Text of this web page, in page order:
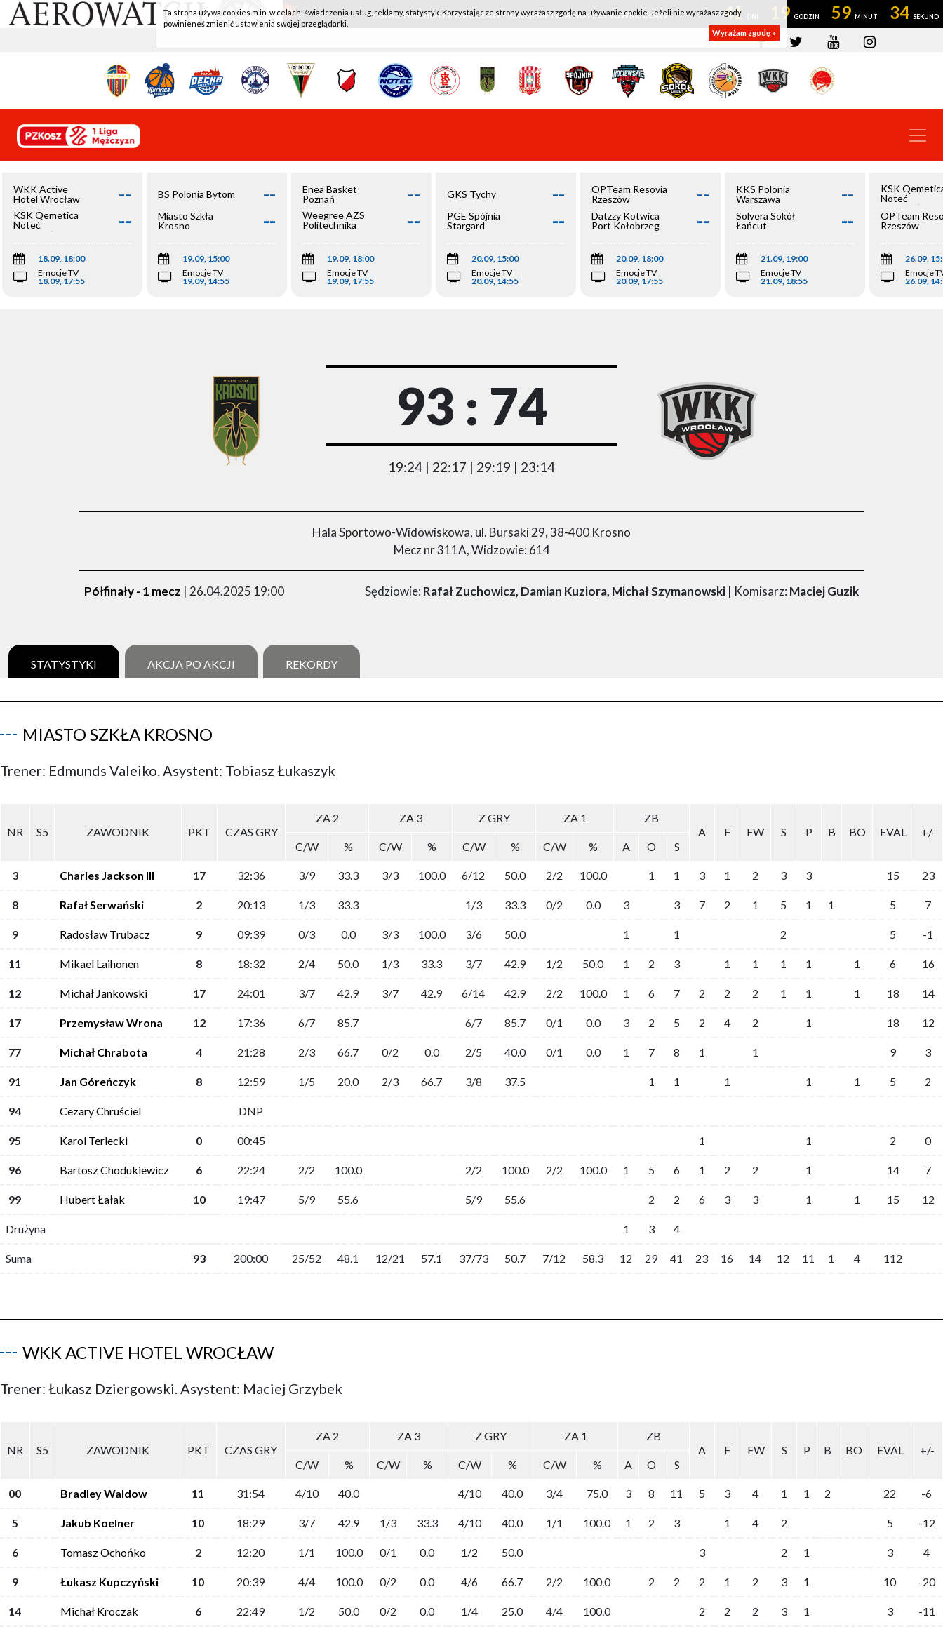
WKK ACTIVE HOTEL WROCŁAW - KSK QEMETICA NOTEĆ INOWROCŁAW 41 19 59 34
WKK Active
Hotel Wrocław
--
KSK Qemetica
Noteć
Inowrocław
--
18.09, 18:00
Emocje TV
18.09, 17:55
BS Polonia Bytom --
Miasto Szkła
Krosno
--
19.09, 15:00
Emocje TV
19.09, 14:55
Enea Basket
Poznań
--
Weegree AZS
Politechnika
--
19.09, 18:00
Emocje TV
19.09, 17:55
GKS Tychy --
PGE Spójnia
Stargard
--
20.09, 15:00
Emocje TV
20.09, 14:55
OPTeam Resovia
Rzeszów
--
Datzzy Kotwica
Port Kołobrzeg
--
20.09, 18:00
Emocje TV
20.09, 17:55
KKS Polonia
Warszawa
--
Solvera Sokół
Łańcut
--
21.09, 19:00
Emocje TV
21.09, 18:55
KSK
Noteć
Inowrocław
OPTeam
Rzeszów
26.09,
Emocje
26.09,
93 : 74
19:24 | 22:17 | 29:19 | 23:14
Hala Sportowo-Widowiskowa, ul. Bursaki 29, 38-400 Krosno
Mecz nr 311A, Widzowie: 614
Półfinały - 1 mecz | 26.04.2025 19:00 Sędziowie: Rafał Zuchowicz, Damian Kuziora, Michał Szymanowski| Komisarz: Maciej Guzik
STATYSTYKI AKCJA PO AKCJI REKORDY
MIASTO SZKŁA KROSNO
Trener: Edmunds Valeiko. Asystent: Tobiasz Łukaszyk
NR S5 ZAWODNIK PKT CZAS GRY
ZA 2 ZA 3 Z GRY ZA 1
ZB
A
F FW S P B BO EVAL
+/-
C/W
% C/W % C/W % C/W % A O S
3 Charles Jackson III 17 32:36 3/9 33.3 3/3 100.0 6/12 50.0 2/2 100.0 1 1 3 1 2 3 3 15 23
8 Rafał Serwański 2 20:13 1/3 33.3 1/3 33.3 0/2 0.0 3 3 7 2 1 5 1 1 5 7
9 Radosław Trubacz 9 09:39 0/3 0.0 3/3 100.0 3/6 50.0 1 1 2 5 -1
11 Mikael Laihonen 8 18:32 2/4 50.0 1/3 33.3 3/7 42.9 1/2 50.0 1 2 3 1 1 1 1 1 6 16
12 Michał Jankowski 17 24:01 3/7 42.9 3/7 42.9 6/14 42.9 2/2 100.0 1 6 7 2 2 2 1 1 1 18 14
17 Przemysław Wrona 12 17:36 6/7 85.7 6/7 85.7 0/1 0.0 3 2 5 2 4 2 1 18 12
77 Michał Chrabota 4 21:28 2/3 66.7 0/2 0.0 2/5 40.0 0/1 0.0 1 7 8 1 1 9 3
91 Jan Góreńczyk 8 12:59 1/5 20.0 2/3 66.7 3/8 37.5 1 1 1 1 1 5 2
94 Cezary Chruściel DNP
95 Karol Terlecki 0 00:45 1 1 2 0
96 Bartosz Chodukiewicz 6 22:24 2/2 100.0 2/2 100.0 2/2 100.0 1 5 6 1 2 2 1 14 7
99 Hubert Łałak 10 19:47 5/9 55.6 5/9 55.6 2 2 6 3 3 1 1 15 12
Drużyna 1 3 4
Suma 93 200:00 25/52 48.1 12/21 57.1 37/73 50.7 7/12 58.3 12 29 41 23 16 14 12 11 1 4 112
WKK ACTIVE HOTEL WROCŁAW
Trener: Łukasz Dziergowski. Asystent: Maciej Grzybek
NR S5 ZAWODNIK PKT CZAS GRY
ZA 2 ZA 3 Z GRY ZA 1
ZB
A
F FW S P B BO EVAL
+/-
C/W
% C/W % C/W % C/W % A O S
00 Bradley Waldow 11 31:54 4/10 40.0 4/10 40.0 3/4 75.0 3 8 11 5 3 4 1 1 2 22 -6
5 Jakub Koelner 10 18:29 3/7 42.9 1/3 33.3 4/10 40.0 1/1 100.0 1 2 3 1 4 2 5 -12
6 Tomasz Ochońko 2 12:20 1/1 100.0 0/1 0.0 1/2 50.0 3 2 1 3 4
9 Łukasz Kupczyński 10 20:39 4/4 100.0 0/2 0.0 4/6 66.7 2/2 100.0 2 2 2 1 2 3 1 10 -20
14 Michał Kroczak 6 22:49 1/2 50.0 0/2 0.0 1/4 25.0 4/4 100.0 2 2 2 3 1 3 -11
Ta strona używa cookies m.in. w celach: świadczenia usług, reklamy, statystyk. Korzystając ze strony wyrażasz zgodę na używanie cookie. Jeżeli nie wyrażasz zgody
powinieneś zmienić ustawienia swojej przeglądarki.
Wyrażam zgodę »